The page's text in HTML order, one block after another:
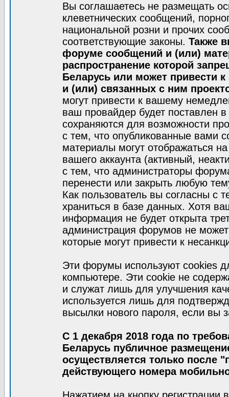
Вы соглашаетесь не размещать
клеветнических сообщений,
национальной розни и прочих
соответствующие законы. Также
форуме сообщений и (или)
распространение которой
Беларусь или может привести
и (или) связанных с ним
могут привести к вашему
ваш провайдер будет поставлен
сохраняются для возможности
с тем, что опубликованные вами
материалы могут отображаться
вашего аккаунта (активный,
с тем, что администраторы
перенести или закрыть любую
Как пользователь вы согласны с
храниться в базе данных. Хотя
информация не будет открыта
администрация форумов не может
которые могут привести к
Эти форумы используют cookies
компьютере. Эти cookie не
и служат лишь для улучшения
используется лишь для
высылки нового пароля, если вы
С 1 декабря 2018 года по
Беларусь публичное
осуществляется только после
действующего номера